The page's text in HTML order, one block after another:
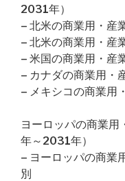
2031年）
– 北米の商業用・産
– 北米の商業用・産
– 米国の商業用・産
– カナダの商業用・
– メキシコの商業用
ヨーロッパの商業
年～2031年）
– ヨーロッパの商業
別